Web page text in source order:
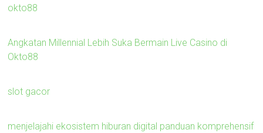
okto88
Angkatan Millennial Lebih Suka Bermain Live Casino di
Okto88
slot gacor
menjelajahi ekosistem hiburan digital panduan komprehensif